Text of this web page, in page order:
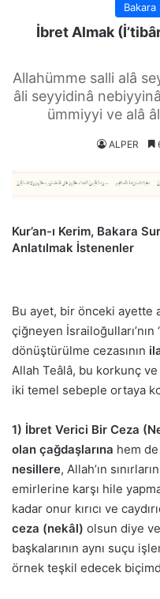
İbret Almak
Allahümme salli alâ
âli seyyidinâ
ümmiyyi ve alâ
ALPER
Kur’an-ı Kerim, Bakara
Anlatılmak İstenenler
Bu ayet, bir önceki ayette
çiğneyen İsrailoğulları’nın
dönüştürülme cezasının
Allah Teâlâ, bu korkunç
iki temel sebeple ortaya
1) İbret Verici Bir Ceza
olan çağdaşlarına hem
nesillere, Allah’ın
emirlerine karşı hile
kadar onur kırıcı ve
ceza (nekâl) olsun diye
başkalarının aynı suçu
örnek teşkil edecek